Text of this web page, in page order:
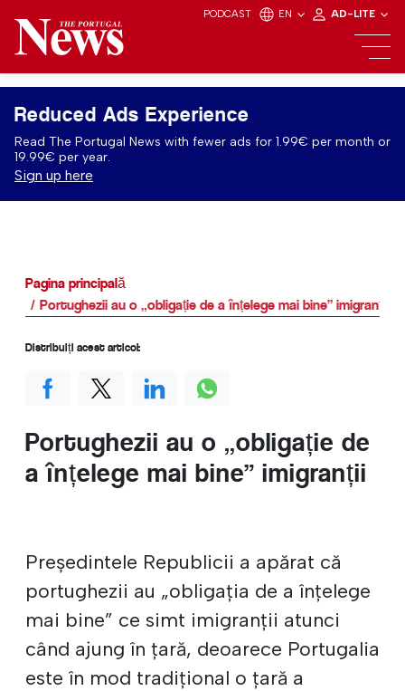
PODCAST EN AD-LITE
Reduced Ads Experience
Read The Portugal News with fewer ads for 1.99€ per month or
19.99€ per year.
Sign up here
Pagina principală
Portughezii au o „obligație de a înțelege mai bine” imigranții
Portughezii au o „obligație de
a înțelege mai bine” imigranții
Președintele Republicii a apărat că
portughezii au „obligația de a înțelege
mai bine” ce simt imigranții atunci
când ajung în țară, deoarece Portugalia
este în mod tradițional o țară a
Distribuiți acest articol: